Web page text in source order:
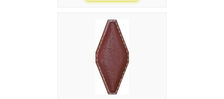
Мозаика Tonomosaic
Мозаика Опера Декора